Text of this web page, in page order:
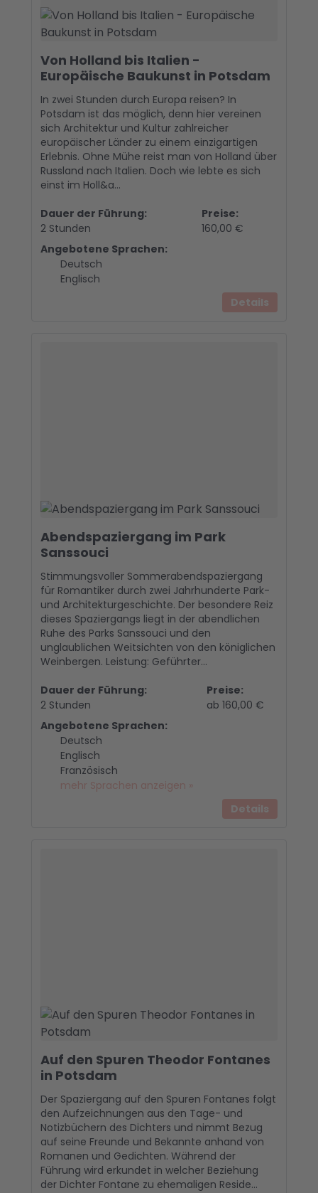
Von Holland bis Italien -
Europäische Baukunst in Potsdam
In zwei Stunden durch Europa reisen? In
Potsdam ist das möglich, denn hier vereinen
sich Architektur und Kultur zahlreicher
europäischer Länder zu einem einzigartigen
Erlebnis. Ohne Mühe reist man von Holland über
Russland nach Italien. Doch wie lebte es sich
einst im Holl&a...
Dauer der Führung:
2 Stunden
Angebotene Sprachen:
Deutsch
Englisch
Preise:
160,00 €
Details
Abendspaziergang im Park
Sanssouci
Stimmungsvoller Sommerabendspaziergang
für Romantiker durch zwei Jahrhunderte Park-
und Architekturgeschichte. Der besondere Reiz
dieses Spaziergangs liegt in der abendlichen
Ruhe des Parks Sanssouci und den
unglaublichen Weitsichten von den königlichen
Weinbergen. Leistung: Geführter...
Dauer der Führung:
2 Stunden
Angebotene Sprachen:
Deutsch
Englisch
Französisch
mehr Sprachen anzeigen »
Preise:
ab 160,00 €
Details
Auf den Spuren Theodor Fontanes
in Potsdam
Der Spaziergang auf den Spuren Fontanes folgt
den Aufzeichnungen aus den Tage- und
Notizbüchern des Dichters und nimmt Bezug
auf seine Freunde und Bekannte anhand von
Romanen und Gedichten. Während der
Führung wird erkundet in welcher Beziehung
der Dichter Fontane zu ehemaligen Reside...